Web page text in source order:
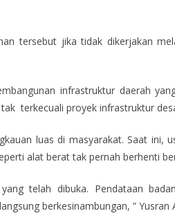
tersebut jika tidak dikerjakan
infrastruktur daerah
terkecuali proyek infrastruktur
luas di masyarakat. Saat ini,
alat berat tak pernah berhenti
telah dibuka. Pendataan
berkesinambungan, ” Yusran